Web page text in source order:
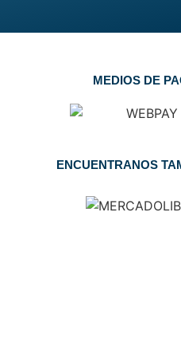
MEDIOS DE
ENCUENTRANOS